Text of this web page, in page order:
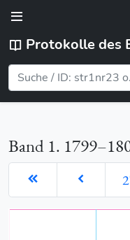
Protokolle des
Band 1.